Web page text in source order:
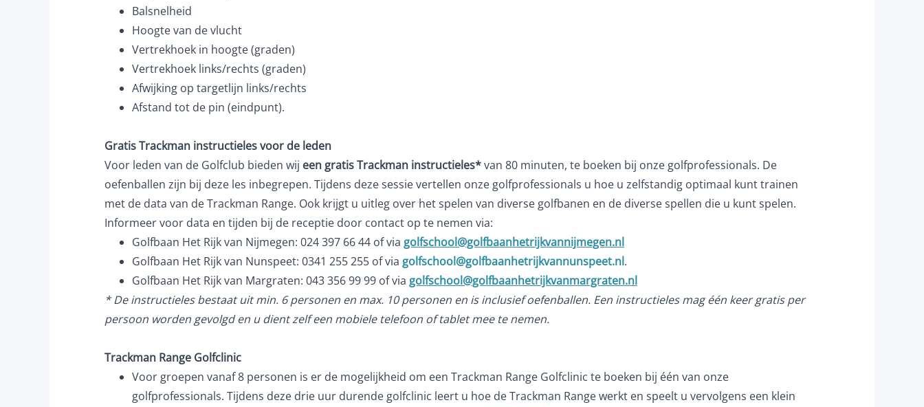
Balsnelheid
Hoogte van de vlucht
Vertrekhoek in hoogte (graden)
Vertrekhoek links/rechts (graden)
Afwijking op targetlijn links/rechts
Afstand tot de pin (eindpunt).
Gratis Trackman instructieles voor de leden
Voor leden van de Golfclub bieden wij een gratis Trackman instructieles*van 80 minuten, te boeken bij onze golfprofessionals. De
oefenballen zijn bij deze les inbegrepen. Tijdens deze sessie vertellen onze golfprofessionals u hoe u zelfstandig optimaal kunt trainen
met de data van de Trackman Range. Ook krijgt u uitleg over het spelen van diverse golfbanen en de diverse spellen die u kunt spelen.
Informeer voor data en tijden bij de receptie door contact op te nemen via:
Golfbaan Het Rijk van Nijmegen: 024 397 66 44 of via golfschool@golfbaanhetrijkvannijmegen.nl
Golfbaan Het Rijk van Nunspeet: 0341 255 255 of via golfschool@golfbaanhetrijkvannunspeet.nl.
Golfbaan Het Rijk van Margraten: 043 356 99 99 of via golfschool@golfbaanhetrijkvanmargraten.nl
* De instructieles bestaat uit min. 6 personen en max. 10 personen en is inclusief oefenballen. Een instructieles mag één keer gratis per
persoon worden gevolgd en u dient zelf een mobiele telefoon of tablet mee te nemen.
Trackman Range Golfclinic
Voor groepen vanaf 8 personen is er de mogelijkheid om een Trackman Range Golfclinic te boeken bij één van onze
golfprofessionals. Tijdens deze drie uur durende golfclinic leert u hoe de Trackman Range werkt en speelt u vervolgens een klein